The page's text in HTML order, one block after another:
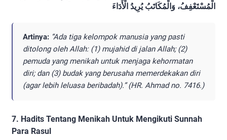
الْمُسْتَعْفِفُ، وَالْمُكَاتَبُ يُرِيدُ الْأَدَاءَ
Artinya: ”Ada tiga kelompok manusia yang pasti
ditolong oleh Allah: (1) mujahid di jalan Allah; (2)
pemuda yang menikah untuk menjaga kehormatan
diri; dan (3) budak yang berusaha memerdekakan diri
(agar lebih leluasa beribadah).” (HR. Ahmad no. 7416.)
7. Hadits Tentang Menikah Untuk Mengikuti Sunnah
Para Rasul